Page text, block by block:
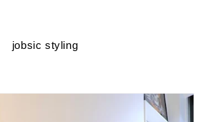
jobsic styling